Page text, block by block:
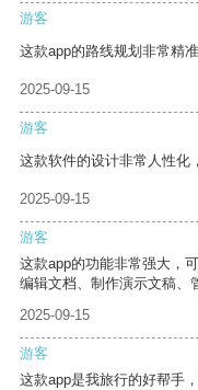
游客
这款app的路线规划非常精
2025-09-15
游客
这款软件的设计非常人性化
2025-09-15
游客
这款app的功能非常强大，
编辑文档、制作演示文稿、
2025-09-15
游客
这款app是我旅行的好帮手